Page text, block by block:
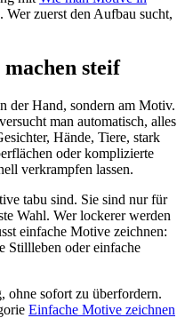
Wer zuerst den Aufbau sucht,
steif
der Hand, sondern am Motiv.
man automatisch, alles
Hände, Tiere, stark
oder komplizierte
verkrampfen lassen.
tabu sind. Sie sind nur für
Wahl. Wer lockerer werden
einfache Motive zeichnen:
Stillleben oder einfache
ohne sofort zu überfordern.
Einfache Motive zeichnen